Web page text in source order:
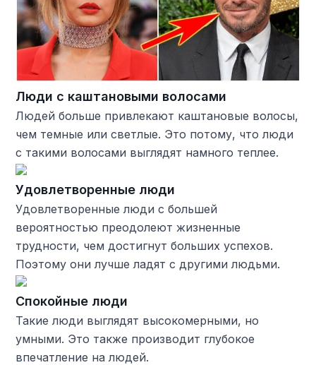
Люди с каштановыми волосами
Людей больше привлекают каштановые волосы,
чем темные или светлые. Это потому, что люди
с такими волосами выглядят намного теплее.
Удовлетворенные люди
Удовлетворенные люди с большей
вероятностью преодолеют жизненные
трудности, чем достигнут больших успехов.
Поэтому они лучше ладят с другими людьми.
Спокойные люди
Такие люди выглядят высокомерными, но
умными. Это также производит глубокое
впечатление на людей.